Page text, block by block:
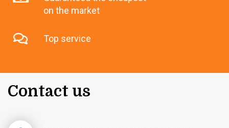
on the market
Top service
Contact us